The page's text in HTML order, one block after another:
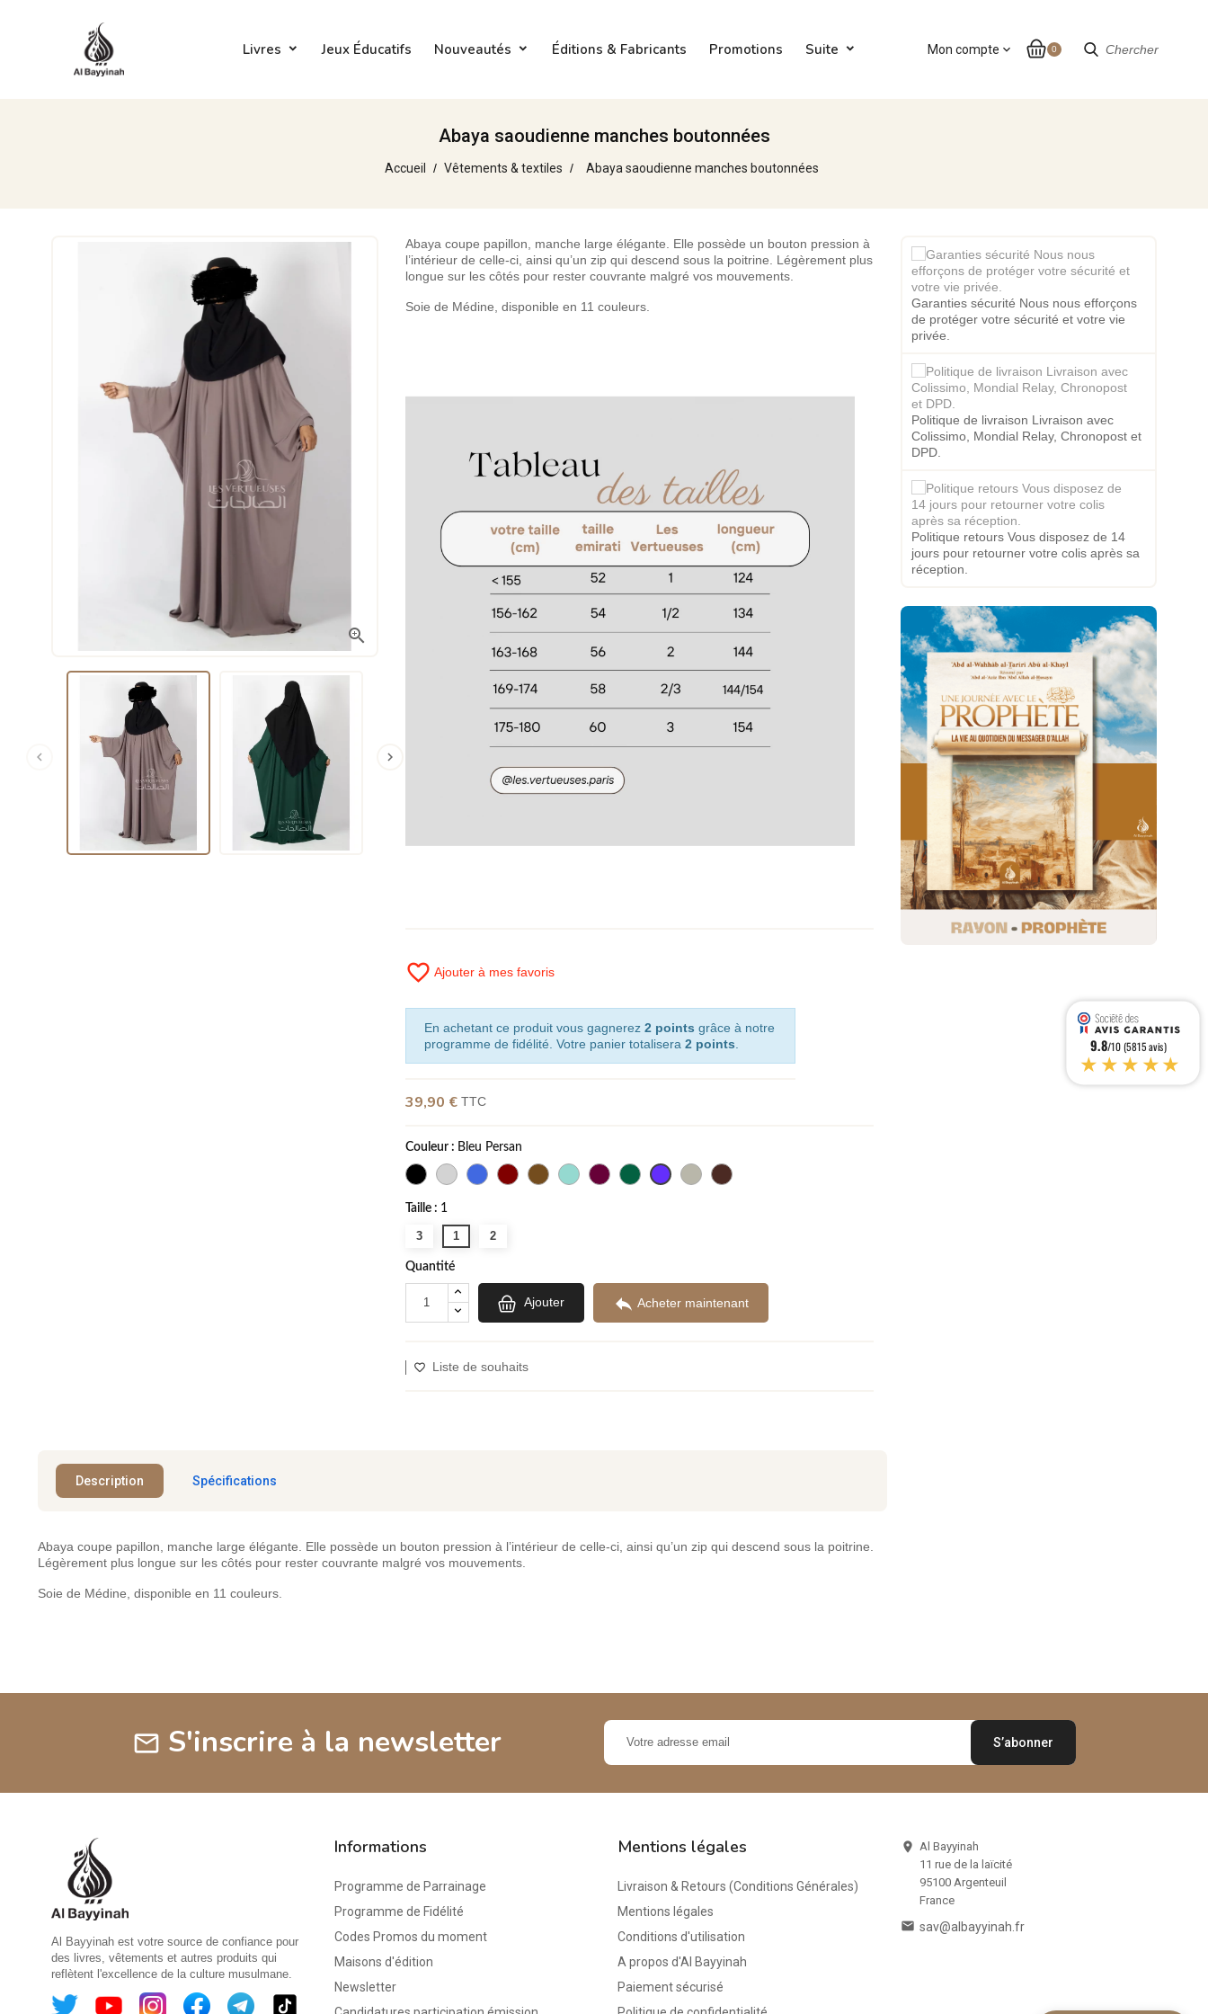
Chercher
Livres Jeux Éducatifs Nouveautés Éditions & Fabricants Promotions Suite 0
Mon compte expand_more
Abaya saoudienne manches boutonnées
Accueil Vêtements & textiles Abaya saoudienne manches boutonnées

 
Abaya coupe papillon, manche large élégante. Elle possède un bouton pression à
l’intérieur de celle-ci, ainsi qu’un zip qui descend sous la poitrine. Légèrement plus
longue sur les côtés pour rester couvrante malgré vos mouvements.
Soie de Médine, disponible en 11 couleurs.
favorite_border Ajouter à mes favoris
En achetant ce produit vous gagnerez 2 points grâce à notre
programme de fidélité. Votre panier totalisera 2 points
39,90 €TTC
Couleur : Bleu Persan
Taille : 1
3 1 2
Quantité
Ajouter  Acheter maintenant
Liste de souhaits
Description Spécifications
Abaya coupe papillon, manche large élégante. Elle possède un bouton pression à l’intérieur de celle-ci, ainsi qu’un zip qui descend sous la poitrine.
Légèrement plus longue sur les côtés pour rester couvrante malgré vos mouvements.
Soie de Médine, disponible en 11 couleurs.
Garanties sécurité Nous nous efforçons
de protéger votre sécurité et votre vie
privée.
Politique de livraison Livraison avec
Colissimo, Mondial Relay, Chronopost et
DPD.
Politique retours Vous disposez de 14
jours pour retourner votre colis après sa
réception.
mail S'inscrire à la newsletter
Al Bayyinah est votre source de confiance pour
des livres, vêtements et autres produits qui
reflètent l'excellence de la culture musulmane.
Informations
Programme de Parrainage
Programme de Fidélité
Codes Promos du moment
Maisons d'édition
Newsletter
Mentions légales
Livraison & Retours (Conditions Générales)
Mentions légales
Conditions d'utilisation
A propos d'Al Bayyinah
Paiement sécurisé
 Al Bayyinah
11 rue de la laïcité
95100 Argenteuil
France
 sav@albayyinah.fr
9.8/10 (5815 avis)
★★★★★